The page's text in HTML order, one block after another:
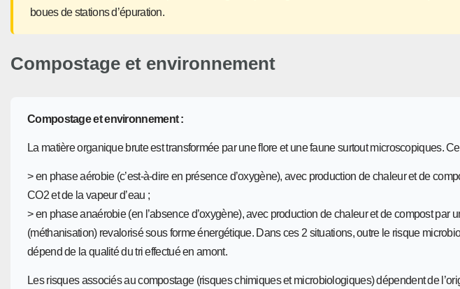
boues de stations d’épuration.
Compostage et environnement
Compostage et environnement :
La matière organique brute est transformée par une flore et une faune surtout microscopiques.
> en phase aérobie (c’est-à-dire en présence d’oxygène), avec production de chaleur et de
CO2 et de la vapeur d’eau ;
> en phase anaérobie (en l’absence d’oxygène), avec production de chaleur et de compost par
(méthanisation) revalorisé sous forme énergétique. Dans ces 2 situations, outre le risque
dépend de la qualité du tri effectué en amont.
Les risques associés au compostage (risques chimiques et microbiologiques) dépendent de